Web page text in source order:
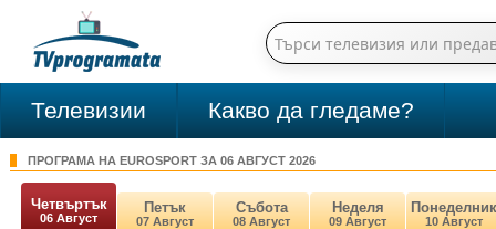
Телевизии Какво да гледаме?
ПРОГРАМА НА EUROSPORT ЗА 06 АВГУСТ 2026
Четвъртък
06 Август
Петък
07 Август
Събота
08 Август
Неделя
09 Август
Понеделник
10 Август